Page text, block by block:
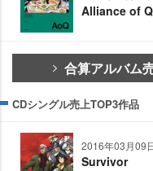
Alliance of
合算アルバム
CDシングル売上TOP3作品
2016年03月09
Survivor